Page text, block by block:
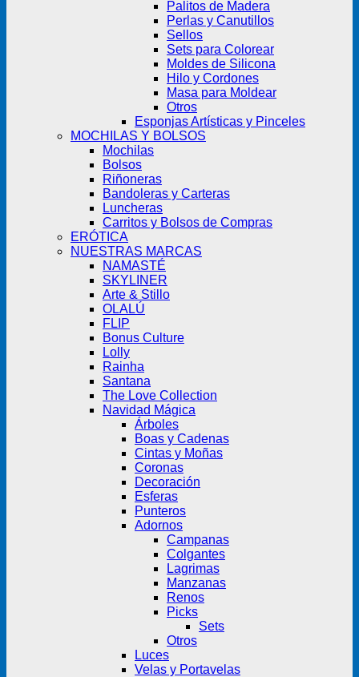
Palitos de Madera
Perlas y Canutillos
Sellos
Sets para Colorear
Moldes de Silicona
Hilo y Cordones
Masa para Moldear
Otros
Esponjas Artísticas y Pinceles
MOCHILAS Y BOLSOS
Mochilas
Bolsos
Riñoneras
Bandoleras y Carteras
Luncheras
Carritos y Bolsos de Compras
ERÓTICA
NUESTRAS MARCAS
NAMASTÉ
SKYLINER
Arte & Stillo
OLALÚ
FLIP
Bonus Culture
Lolly
Rainha
Santana
The Love Collection
Navidad Mágica
Árboles
Boas y Cadenas
Cintas y Moñas
Coronas
Decoración
Esferas
Punteros
Adornos
Campanas
Colgantes
Lagrimas
Manzanas
Renos
Picks
Sets
Otros
Luces
Velas y Portavelas